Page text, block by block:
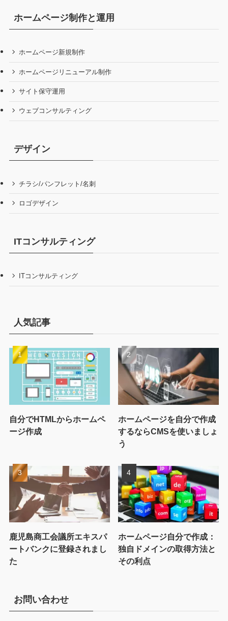
ホームページ制作と運用
ホームページ新規制作
ホームページリニューアル制作
サイト保守運用
ウェブコンサルティング
デザイン
チラシ/パンフレット/名刺
ロゴデザイン
ITコンサルティング
ITコンサルティング
人気記事
自分でHTMLからホームペ
ージ作成
ホームページを自分で作成
するならCMSを使いましょ
う
鹿児島商工会議所エキスパ
ートバンクに登録されまし
た
ホームページ自分で作成：
独自ドメインの取得方法と
その利点
お問い合わせ